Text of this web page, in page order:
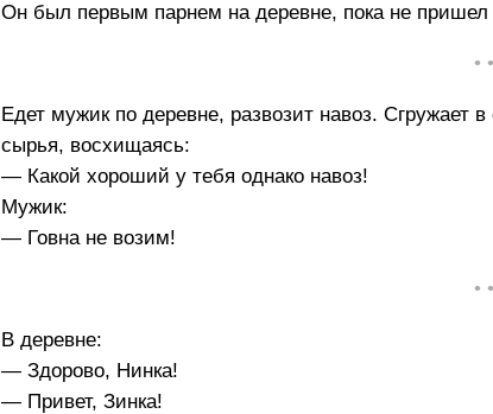
Он был первым парнем на деревне, пока не пришел
•
Едет мужик по деревне, развозит навоз. Сгружает
сырья, восхищаясь:
— Какой хороший у тебя однако навоз!
Мужик:
— Говна не возим!
•
В деревне:
— Здорово, Нинка!
— Привет, Зинка!